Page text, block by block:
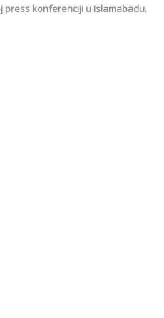
press konferenciji u Islamabadu.